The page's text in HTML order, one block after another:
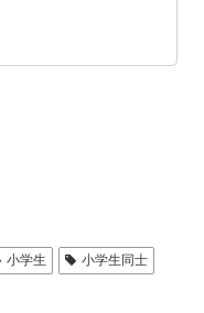
小学生 小学生同士